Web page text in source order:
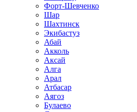
Форт-Шевченко
Шар
Шахтинск
Экибастуз
Абай
Акколь
Аксай
Алга
Арал
Атбасар
Аягоз
Булаево